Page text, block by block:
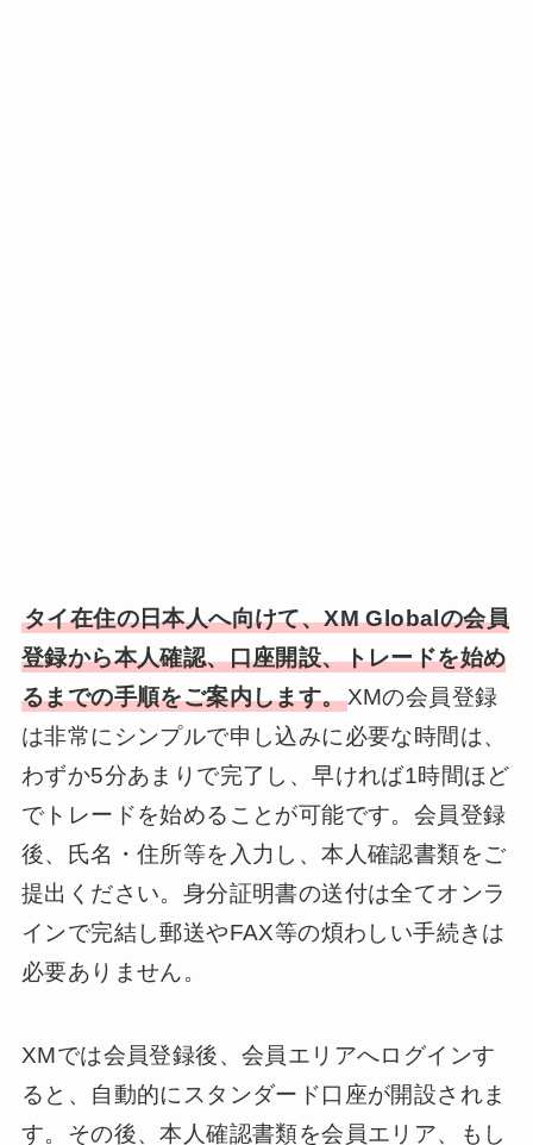
タイ在住の日本人へ向けて、XM Globalの会員
登録から本人確認、口座開設、トレードを始め
るまでの手順をご案内します。XMの会員登録
は非常にシンプルで申し込みに必要な時間は、
わずか5分あまりで完了し、早ければ1時間ほど
でトレードを始めることが可能です。会員登録
後、氏名・住所等を入力し、本人確認書類をご
提出ください。身分証明書の送付は全てオンラ
インで完結し郵送やFAX等の煩わしい手続きは
必要ありません。
XMでは会員登録後、会員エリアへログインす
ると、自動的にスタンダード口座が開設されま
す。その後、本人確認書類を会員エリア、もし